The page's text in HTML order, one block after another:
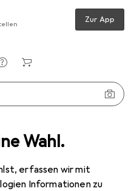
Wahl.
erfassen wir mit
Informationen zu
Zur App
Pferd HSSFrässtift HSS